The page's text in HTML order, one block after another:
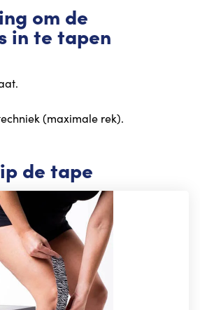
om de
in te tapen
(maximale rek).
de tape